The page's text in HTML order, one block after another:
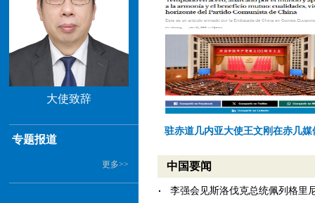
大使致辞
专题报道
更多>>
驻赤道几内亚大使王文刚拜会赤几
驻赤道几内亚大使王文刚会见欧
驻赤道几内亚大使王文刚拜会赤几
驻赤道几内亚大使王文刚在赤几
驻赤道几内亚大使王文刚出席使
驻赤道几内亚大使王文刚参访赤几
驻赤道几内亚大使王文刚拜会赤几
中国要闻
李强会见斯洛伐克总统佩列格里